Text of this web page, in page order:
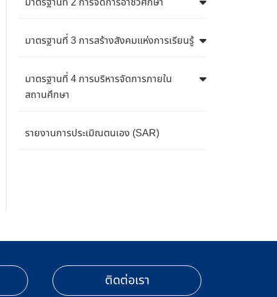
มาตรฐานที่ 3 การสร้างสังคมแห่งการเรียนรู้
มาตรฐานที่ 4 การบริหารจัดการภายใน
สถานศึกษา
รายงานการประเมิณตนเอง (SAR)
ติดต่อเรา